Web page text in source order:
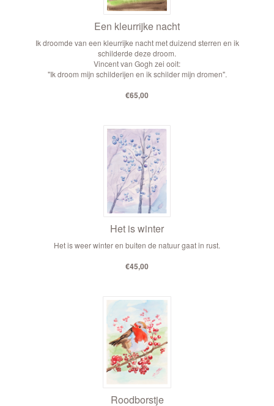
Een kleurrijke nacht
Ik droomde van een kleurrijke nacht met duizend sterren en ik
schilderde deze droom.
Vincent van Gogh zei ooit:
"Ik droom mijn schilderijen en ik schilder mijn dromen".
€65,00
Het is winter
Het is weer winter en buiten de natuur gaat in rust.
€45,00
Roodborstje